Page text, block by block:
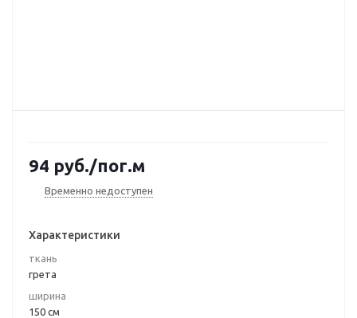
94 руб./пог.м
Временно недоступен
Характеристики
ткань
грета
ширина
150 см